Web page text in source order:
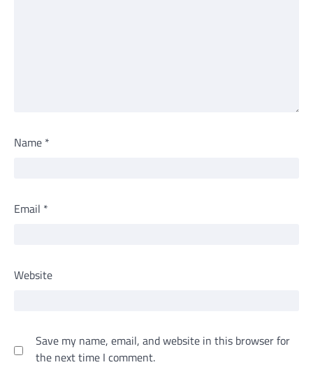
Name *
Email *
Website
Save my name, email, and website in this browser for
the next time I comment.